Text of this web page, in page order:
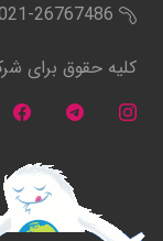
26767486
کلیه حقوق برای